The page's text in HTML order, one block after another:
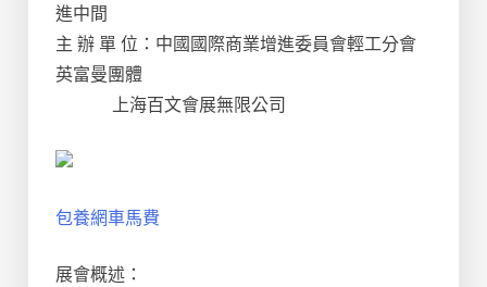
進中間
主 辦 單 位：中國國際商業增進委員會輕工分會
英富曼團體
上海百文會展無限公司
包養網車馬費
展會概述：